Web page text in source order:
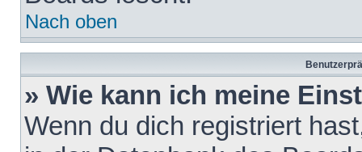
Nach oben
» Wie kann ich meine
Wenn du dich registriert